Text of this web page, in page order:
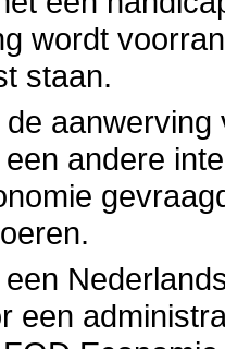
wordt
staan.
andere
een